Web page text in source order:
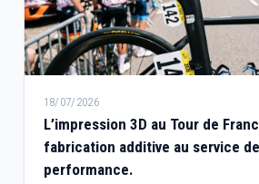
18/07/2026
L’impression 3D au Tour de
fabrication additive au service
performance.